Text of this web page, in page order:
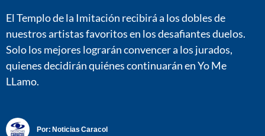
El Templo de la Imitación recibirá a los dobles de
nuestros artistas favoritos en los desafiantes duelos.
Solo los mejores lograrán convencer a los jurados,
quienes decidirán quiénes continuarán en Yo Me
LLamo.
Por: Noticias Caracol